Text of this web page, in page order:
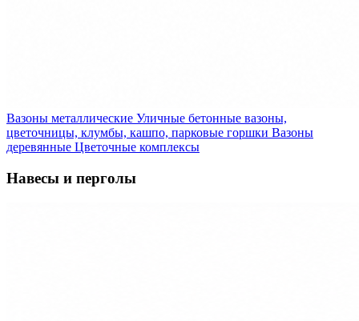
Вазоны металлические Уличные бетонные вазоны,
цветочницы, клумбы, кашпо, парковые горшки Вазоны
деревянные Цветочные комплексы
Навесы и перголы